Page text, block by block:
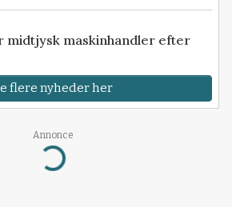
midtjysk maskinhandler efter
flere nyheder her
Annonce
Loading...